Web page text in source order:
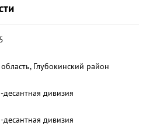
Глубокинский район
дивизия
дивизия